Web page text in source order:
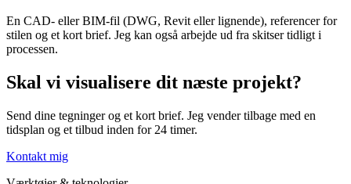
En CAD- eller BIM-fil (DWG, Revit eller lignende), referencer for
stilen og et kort brief. Jeg kan også arbejde ud fra skitser tidligt i
processen.
Skal vi visualisere dit næste projekt?
Send dine tegninger og et kort brief. Jeg vender tilbage med en
tidsplan og et tilbud inden for 24 timer.
Kontakt mig